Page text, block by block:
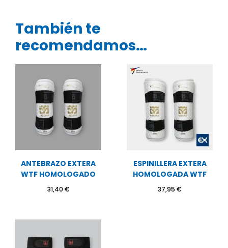
También te
recomendamos…
ANTEBRAZO EXTERA
WTF HOMOLOGADO
31,40 €
ESPINILLERA EXTERA
HOMOLOGADA WTF
37,95 €